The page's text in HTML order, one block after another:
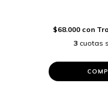
$68.000 con
3 cuotas